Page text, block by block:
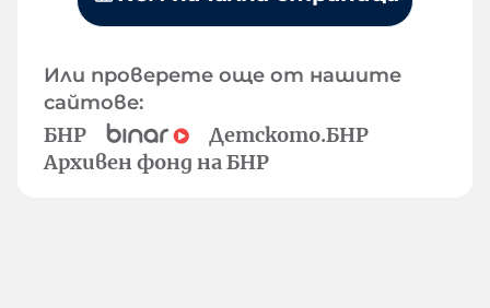
Или проверете още от нашите
сайтове:
БНР
Детското.БНР
Архивен фонд на БНР